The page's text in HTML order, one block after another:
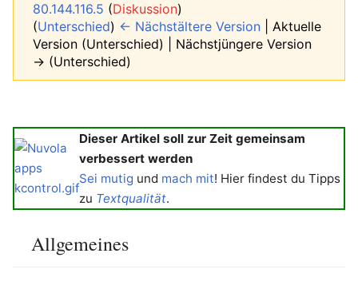
80.144.116.5 (Diskussion)
(Unterschied) ← Nächstältere Version | Aktuelle
Version (Unterschied) | Nächstjüngere Version
→ (Unterschied)
Dieser Artikel soll zur Zeit gemeinsam
verbessert werden
Sei mutig und mach mit! Hier findest du Tipps
zu Textqualität.
Allgemeines